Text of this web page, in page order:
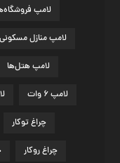
لامپ
لامپ منازل مسکونی
لامپ هتل‌ها
لامپ ۶ وات
چراغ توکار
چراغ روکار